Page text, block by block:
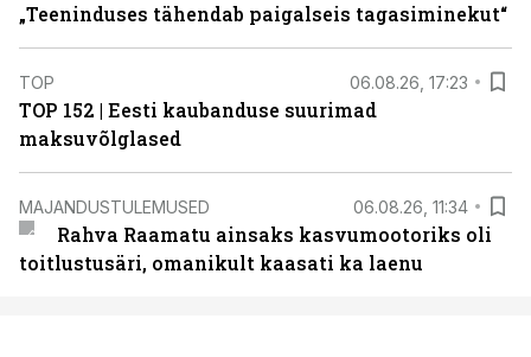
„Teeninduses tähendab paigalseis tagasiminekut“
TOP 06.08.26, 17:23
TOP 152 | Eesti kaubanduse suurimad
maksuvõlglased
MAJANDUSTULEMUSED 06.08.26, 11:34
Rahva Raamatu ainsaks kasvumootoriks oli
toitlustusäri, omanikult kaasati ka laenu